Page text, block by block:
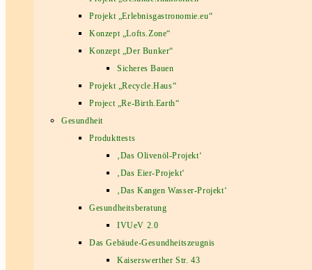
Projekt „Erlebnisgastronomie.eu“
Konzept „Lofts.Zone“
Konzept „Der Bunker“
Sicheres Bauen
Projekt „Recycle.Haus“
Project „Re-Birth.Earth“
Gesundheit
Produkttests
‚Das Olivenöl-Projekt‘
‚Das Eier-Projekt‘
‚Das Kangen Wasser-Projekt‘
Gesundheitsberatung
IVUeV 2.0
Das Gebäude-Gesundheitszeugnis
Kaiserswerther Str. 43